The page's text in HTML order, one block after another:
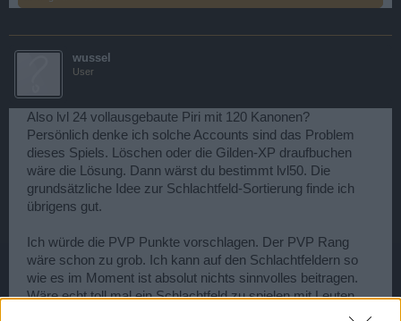
wussel
User
Also lvl 24 vollausgebaute Piri mit 120 Kanonen?
Persönlich denke ich solche Accounts sind das Problem
dieses Spiels. Löschen oder die Gilden-XP draufbuchen
wäre die Lösung. Dann wärst du bestimmt lvl50. Die
grundsätzliche Idee zur Schlachtfeld-Sortierung finde ich
übrigens gut.
Ich würde die PVP Punkte vorschlagen. Der PVP Rang
wäre schon zu grob. Ich kann auf den Schlachtfeldern so
wie es im Moment ist absolut nichts sinnvolles beitragen.
Wäre echt toll mal ein Schlachtfeld zu spielen mit Leuten